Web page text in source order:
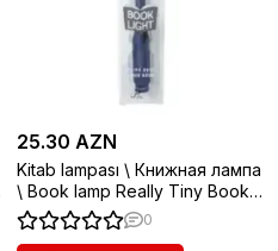
25.30 AZN
Kitab lampası \ Книжная лампа
\ Book lamp Really Tiny Book
Light - Navy
0